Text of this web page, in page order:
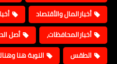
أخبارالمال والأقتصاد
أخبارالمحافظات،
أصل
الطقس
النوبة هنا